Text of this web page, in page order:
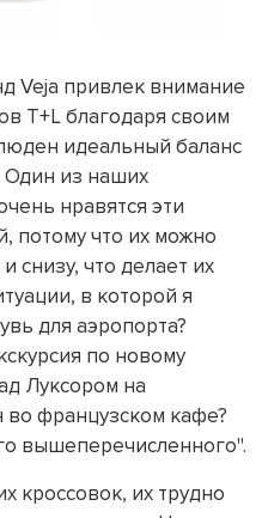
Veja привлек внимание
T+L благодаря своим
идеальный баланс
из наших
нравятся эти
потому что их можно
снизу, что делает их
в которой я
для аэропорта?
по новому
Луксором на
французском кафе?
вышеперечисленного".
кроссовок, их трудно